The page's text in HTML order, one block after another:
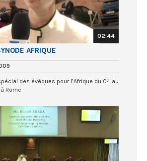
02:44
AFRIQUE
des évêques pour l’Afrique du 04 au
Rome